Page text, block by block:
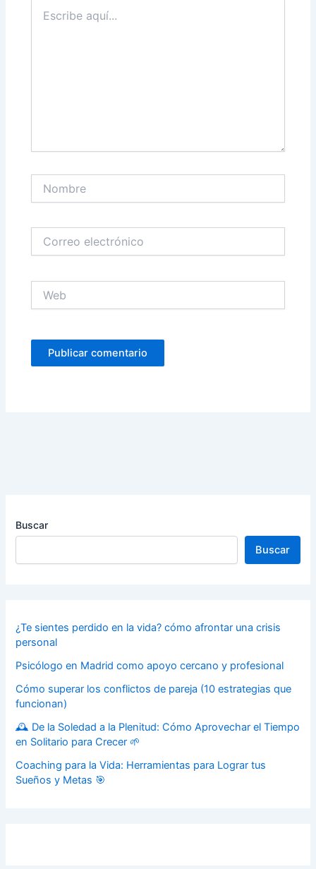
aquí...
electrónico
Buscar
Buscar
¿Te sientes perdido en la vida? cómo afrontar una crisis
personal
Psicólogo en Madrid como apoyo cercano y profesional
Cómo superar los conflictos de pareja (10 estrategias que
funcionan)
🕰️ De la Soledad a la Plenitud: Cómo Aprovechar el Tiempo
en Solitario para Crecer 🌱
Coaching para la Vida: Herramientas para Lograr tus
Sueños y Metas 🎯